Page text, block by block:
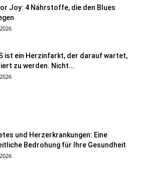
Joy: 4 Nährstoffe, die den Blues
ist ein Herzinfarkt, der darauf wartet,
zu werden. Nicht...
und Herzerkrankungen: Eine
Bedrohung für Ihre Gesundheit